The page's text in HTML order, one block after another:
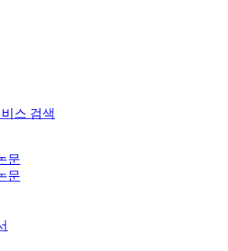
스 검색
문
문